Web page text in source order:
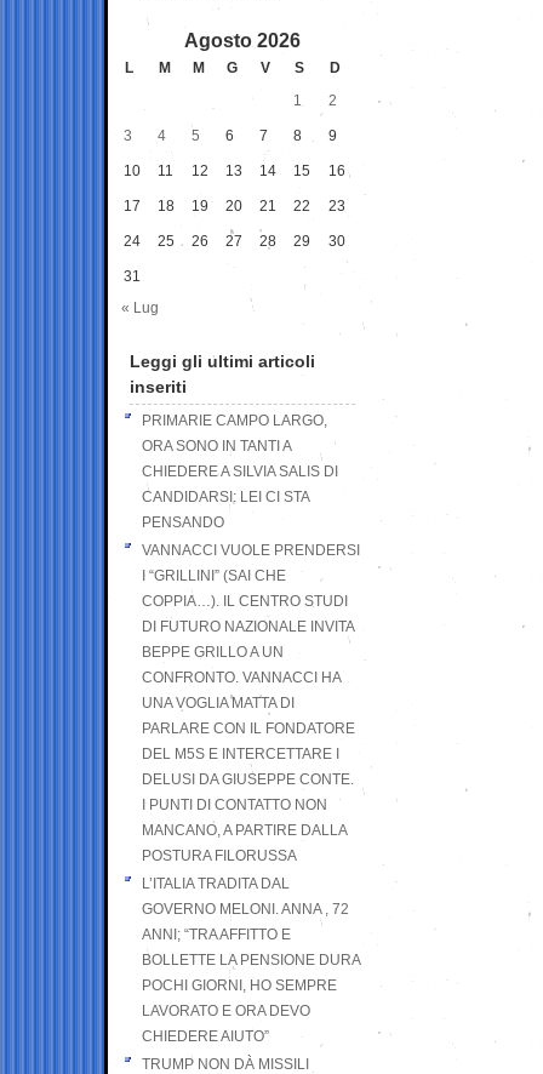
Agosto 2026
L M M G V S
D
1
2
3 4 5 6 7 8 9
10 11 12 13 14 15 16
17 18 19 20 21 22 23
24 25 26 27 28 29 30
31
« Lug
Leggi gli ultimi articoli
inseriti
PRIMARIE CAMPO LARGO,
ORA SONO IN TANTI A
CHIEDERE A SILVIA SALIS DI
CANDIDARSI: LEI CI STA
PENSANDO
VANNACCI VUOLE PRENDERSI
I “GRILLINI” (SAI CHE
COPPIA…). IL CENTRO STUDI
DI FUTURO NAZIONALE INVITA
BEPPE GRILLO A UN
CONFRONTO. VANNACCI HA
UNA VOGLIA MATTA DI
PARLARE CON IL FONDATORE
DEL M5S E INTERCETTARE I
DELUSI DA GIUSEPPE CONTE.
I PUNTI DI CONTATTO NON
MANCANO, A PARTIRE DALLA
POSTURA FILORUSSA
L’ITALIA TRADITA DAL
GOVERNO MELONI. ANNA , 72
ANNI; “TRA AFFITTO E
BOLLETTE LA PENSIONE DURA
POCHI GIORNI, HO SEMPRE
LAVORATO E ORA DEVO
CHIEDERE AIUTO”
TRUMP NON DÀ MISSILI